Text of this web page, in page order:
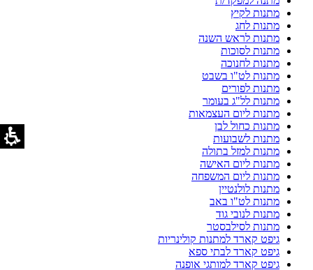
מתנות לקיץ
מתנות לחג
מתנות לראש השנה
מתנות לסוכות
מתנות לחנוכה
מתנות לט"ו בשבט
מתנות לפורים
מתנות לל"ג בעומר
מתנות ליום העצמאות
מתנות כחול לבן
מתנות לשבועות
מתנות למזל בתולה
מתנות ליום האישה
מתנות ליום המשפחה
מתנות לולנטיין
מתנות לט"ו באב
מתנות לנובי גוד
מתנות לסילבסטר
גיפט קארד למתנות קולינריות
גיפט קארד לבתי ספא
גיפט קארד למותגי אופנה